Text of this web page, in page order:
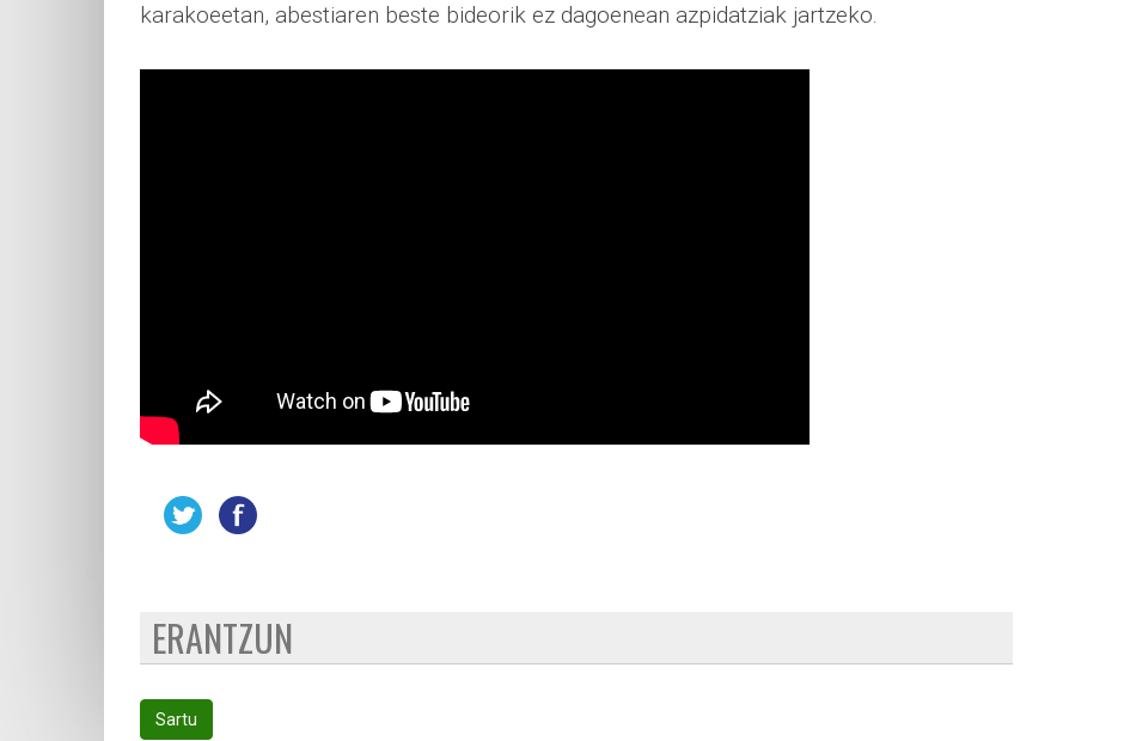
karakoeetan, abestiaren beste bideorik ez dagoenean azpidatziak jartzeko.
ERANTZUN
Sartu